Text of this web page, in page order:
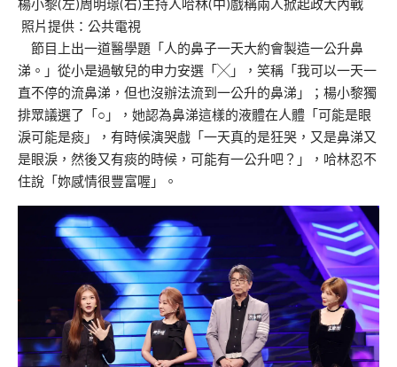
楊小黎(左)周明璟(右)主持人哈林(中)戲稱兩人掀起政大內戰
照片提供：公共電視
節目上出一道醫學題「人的鼻子一天大約會製造一公升鼻
涕。」從小是過敏兒的申力安選「╳」，笑稱「我可以一天一
直不停的流鼻涕，但也沒辦法流到一公升的鼻涕」；楊小黎獨
排眾議選了「○」，她認為鼻涕這樣的液體在人體「可能是眼
淚可能是痰」，有時候演哭戲「一天真的是狂哭，又是鼻涕又
是眼淚，然後又有痰的時候，可能有一公升吧？」，哈林忍不
住說「妳感情很豐富喔」。